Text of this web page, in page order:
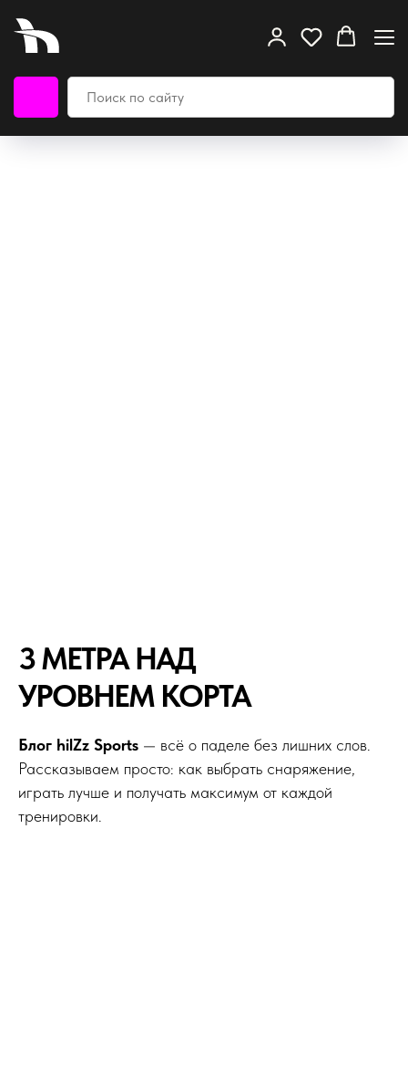
3 МЕТРА НАД
УРОВНЕМ КОРТА
Блог hilZz Sports — всё о паделе без лишних слов.
Рассказываем просто: как выбрать снаряжение,
играть лучше и получать максимум от каждой
тренировки.